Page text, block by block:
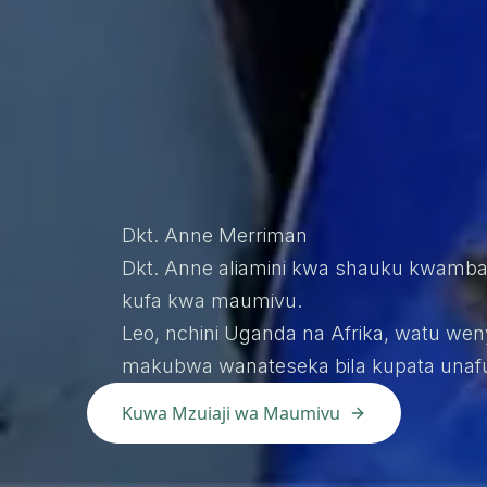
Dkt. Anne Merriman
Dkt. Anne aliamini kwa shauku
kufa kwa maumivu.
Leo, nchini Uganda na Afrika, watu
makubwa wanateseka bila kupata
Kuwa Mzuiaji wa Maumivu
Kuongeza maisha kwa siku
Kuleta amani kwa mateso barani Afrika
kupunguza maumivu kwa bei nafuu na
na Nchi zingine za Afrika.
Toa Mchango Sasa